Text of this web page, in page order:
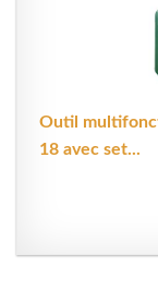
Outil
18 avec set...